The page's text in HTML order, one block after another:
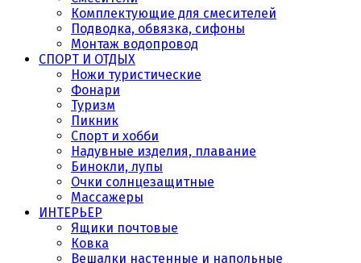
Комплектующие для смесителей
Подводка, обвязка, сифоны
Монтаж водопровод
СПОРТ И ОТДЫХ
Ножи туристические
Фонари
Туризм
Пикник
Спорт и хобби
Надувные изделия, плавание
Бинокли, лупы
Очки солнцезащитные
Массажеры
ИНТЕРЬЕР
Ящики почтовые
Ковка
Вешалки настенные и напольные